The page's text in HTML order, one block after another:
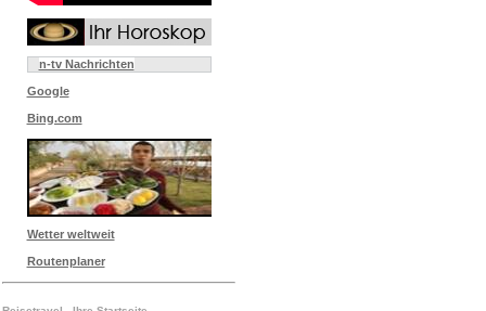
n-tv Nachrichten
Google
Bing.com
Wetter weltweit
Routenplaner